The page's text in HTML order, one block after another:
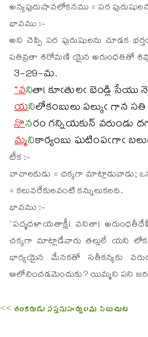
అన్యపురుషావలోకనము = పర
భావము :-
అని చెప్పి పర పురుషులను చూడక
పతివ్రతా శిరోమణి యైన అరుంధతితో
3-29-మ.
“వనితా! కూఁతులఁ బెండ్లి
యనిలోకంబులు పల్కుఁ గాన
నొనరం గన్నియకున్ వరుండు
మ్మనికార్యంబు ఘటింపఁగాఁ
టీక :-
వాచాలకుడు = చక్కగా మాట్లాడువాడు;
= కలువరేకులవంటి కన్నులుకలది.
భావము :-
“పద్మదళాయతాక్షీ! వనితా!
చక్కగా మాట్లాడేవారు తల్లులే యని
భార్యయైన మేనకతో సతీకన్యకు
ఆలోచించడమెందుకు? యిమ్మని పని
<< శంకరుడు సప్తమహర్షులను పిలుచుట